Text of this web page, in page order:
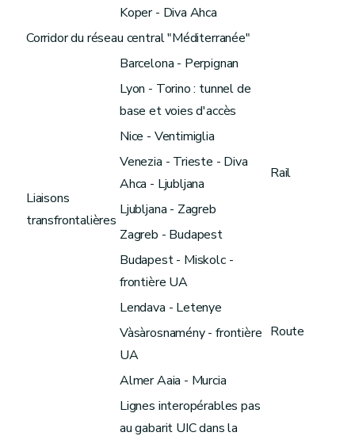
Koper - Diva Ahca
Corridor du réseau central "Méditerranée"
Liaisons
transfrontalières
Barcelona - Perpignan
Rail
Lyon - Torino : tunnel de
base et voies d'accès
Nice - Ventimiglia
Venezia - Trieste - Diva
Ahca - Ljubljana
Ljubljana - Zagreb
Zagreb - Budapest
Budapest - Miskolc -
frontière UA
Lendava - Letenye
Route
Vàsàrosnamény - frontière
UA
Almer Aaia - Murcia
Lignes interopérables pas
au gabarit UIC dans la